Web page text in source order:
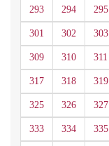
293 294 295
301 302 303
309 310 311
317 318 319
325 326 327
333 334 335